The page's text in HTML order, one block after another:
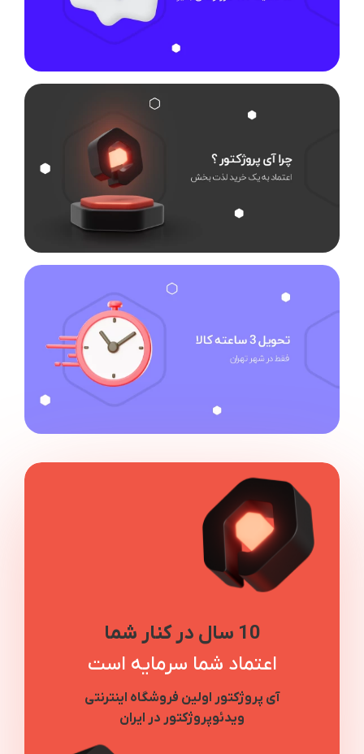
10 سال در کنار شما
اعتماد شما سرمایه است
آی پروژکتور اولین فروشگاه اینترنتی
ویدئوپروژکتور در ایران